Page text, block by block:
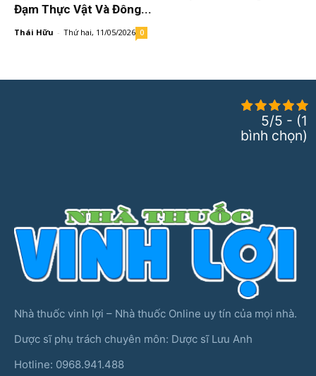
Đạm Thực Vật Và Đông...
Thái Hữu - Thứ hai, 11/05/2026 0
5/5 - (1
bình chọn)
Nhà thuốc vinh lợi – Nhà thuốc Online uy tín của mọi nhà.
Dược sĩ phụ trách chuyên môn: Dược sĩ Lưu Anh
Hotline: 0968.941.488